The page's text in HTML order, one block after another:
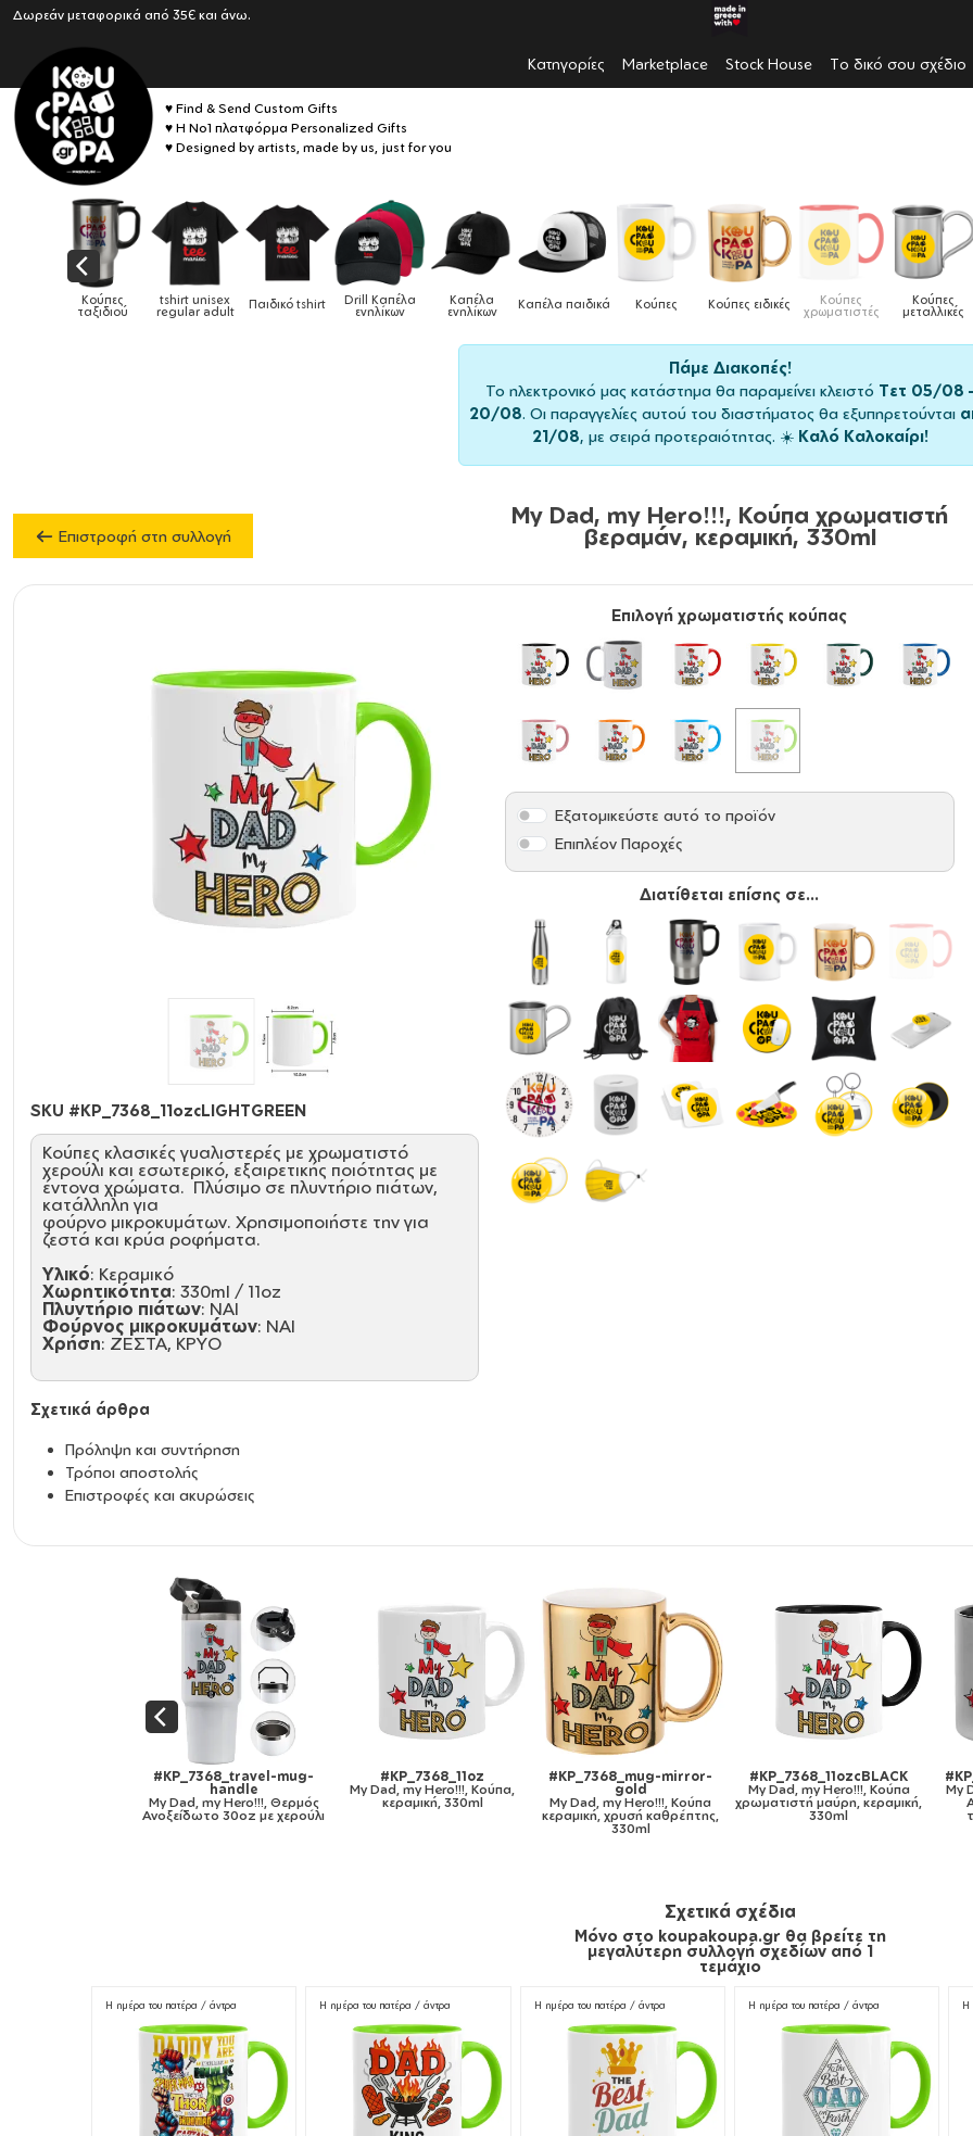
Δωρεάν μεταφορικά από 35€ και άνω.
Κατηγορίες Marketplace Stock House Το δικό σου σχέδιο
♥ Find & Send Custom Gifts
♥ Η No1 πλατφόρμα Personalized Gifts
♥ Designed by artists, made by us, just for you
Drill Καπέλα
ενηλίκων
Καπέλα
ενηλίκων Καπέλα παιδικά Κούπες Κούπες ειδικές Κούπες
χρωματιστές
Κούπες
μεταλλικές
Δοχεία
φαγητού Τσάντες Ποδιές
μαγειρικής
Πάμε Διακοπές!
Το ηλεκτρονικό μας κατάστημα θα παραμείνει κλειστό Τετ 05/08
20/08. Οι παραγγελίες αυτού του διαστήματος θα εξυπηρετούνται
21/08, με σειρά προτεραιότητας. ☀️ Καλό Καλοκαίρι!
Επιστροφή στη συλλογή
My Dad, my Hero!!!, Κούπα χρωματιστή
βεραμάν, κεραμική, 330ml
SKU #KP_7368_11ozcLIGHTGREEN
Κούπες κλασικές γυαλιστερές με χρωματιστό
χερούλι και εσωτερικό, εξαιρετικής ποιότητας με
έντονα χρώματα. Πλύσιμο σε πλυντήριο πιάτων,
κατάλληλη για
φούρνο μικροκυμάτων. Χρησιμοποιήστε την για
ζεστά και κρύα ροφήματα.
Υλικό: Κεραμικό
Χωρητικότητα: 330ml / 11oz
Πλυντήριο πιάτων: ΝΑΙ
Φούρνος μικροκυμάτων: ΝΑΙ
Χρήση: ΖΕΣΤΑ, ΚΡΥΟ
Σχετικά άρθρα
Πρόληψη και συντήρηση
Τρόποι αποστολής
Επιστροφές και ακυρώσεις
Επιλογή χρωματιστής κούπας
Εξατομικεύστε αυτό το προϊόν
Επιπλέον Παροχές
Διατίθεται επίσης σε...
#KP_7368_mug-mirror-
gold
My Dad, my Hero!!!, Κούπα
κεραμική, χρυσή καθρέπτης,
#KP_7368_11ozcBLACK
My Dad, my Hero!!!, Κούπα
χρωματιστή μαύρη, κεραμική,
330ml
#KP_7368_metaldouble
My Dad, my Hero!!!, Κούπα
Ανοξείδωτη διπλού
τοιχώματος 300ml
#KP_7368_gymbag-bb-
white
My Dad, my Hero!!!, Τσάντα
πλάτης πουγκί GYMBAG
Σχετικά σχέδια
Μόνο στο koupakoupa.gr θα βρείτε τη
μεγαλύτερη συλλογή σχεδίων από 1
τεμάχιο
Η ημέρα του πατέρα / άντρα Η ημέρα του πατέρα / άντρα Η ημέρα του πατέρα / άντρα Η ημέρα του πατέρα / άντρα Η